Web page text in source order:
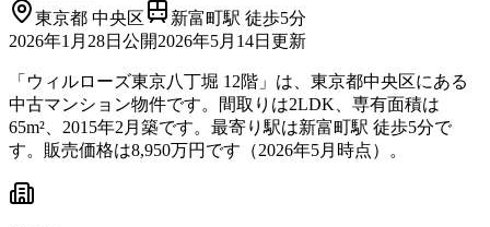
東京都 中央区
新富町駅 徒歩5分
2026年1月28日 公開2026年5月14日 更新
「ウィルローズ東京八丁堀 12階」は、東京都中央区にある
中古マンション物件です。間取りは2LDK、専有面積は
65m²、2015年2月築です。最寄り駅は新富町駅 徒歩5分で
す。販売価格は8,950万円です（2026年5月時点）。